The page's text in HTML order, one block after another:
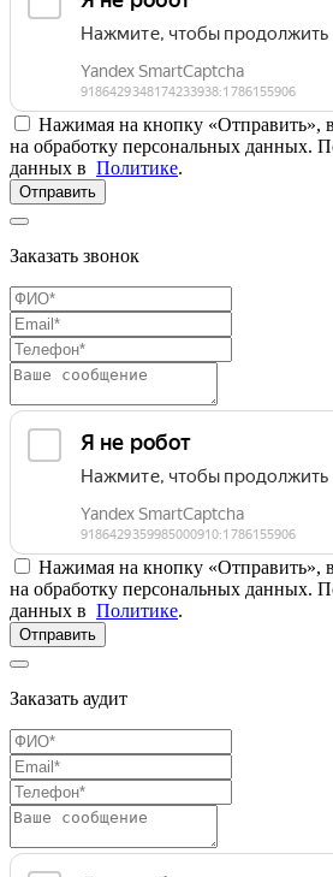
Нажимая на кнопку «Отправить»,
на обработку персональных данных.
данных в Политике.
Отправить
Заказать звонок
Нажимая на кнопку «Отправить»,
на обработку персональных данных.
данных в Политике.
Отправить
Заказать аудит